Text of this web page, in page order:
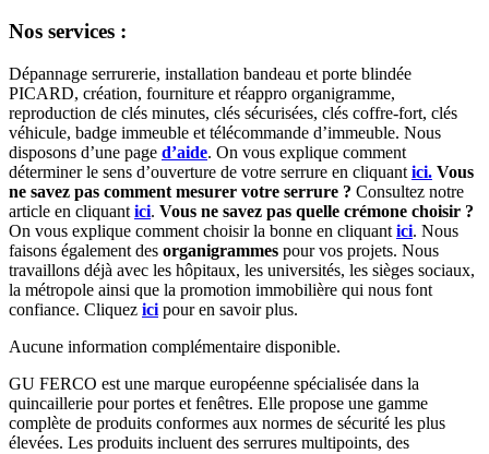
Nos services :
Dépannage serrurerie, installation bandeau et porte blindée
PICARD, création, fourniture et réappro organigramme,
reproduction de clés minutes, clés sécurisées, clés coffre-fort, clés
véhicule, badge immeuble et télécommande d’immeuble. Nous
disposons d’une page d’aide. On vous explique comment
déterminer le sens d’ouverture de votre serrure en cliquant ici. Vous
ne savez pas comment mesurer votre serrure ? Consultez notre
article en cliquant ici. Vous ne savez pas quelle crémone choisir ?
On vous explique comment choisir la bonne en cliquant ici. Nous
faisons également des organigrammes pour vos projets. Nous
travaillons déjà avec les hôpitaux, les universités, les sièges sociaux,
la métropole ainsi que la promotion immobilière qui nous font
confiance. Cliquez ici
Aucune information complémentaire disponible.
GU FERCO est une marque européenne spécialisée dans la
quincaillerie pour portes et fenêtres. Elle propose une gamme
complète de produits conformes aux normes de sécurité les plus
élevées. Les produits incluent des serrures multipoints, des